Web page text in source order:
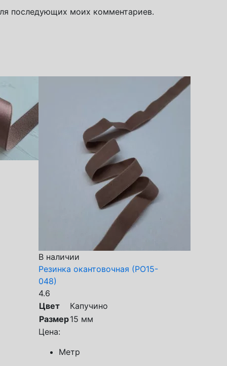
последующих моих комментариев.
В наличии
Резинка окантовочная (РО15-
048)
4.6
Цвет
Капучино
Размер15 мм
Цена:
Метр